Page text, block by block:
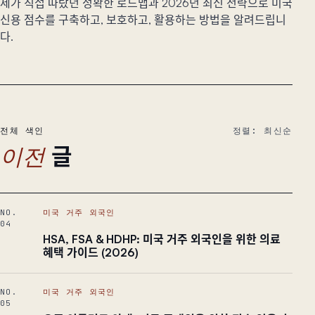
제가 직접 따랐던 정확한 로드맵과 2026년 최신 전략으로 미국
신용 점수를 구축하고, 보호하고, 활용하는 방법을 알려드립니
다.
전체 색인
이전 글
정렬: 최신순
NO.
04
미국 거주 외국인
HSA, FSA & HDHP: 미국 거주 외국인을 위한 의료
혜택 가이드 (2026)
NO.
05
미국 거주 외국인